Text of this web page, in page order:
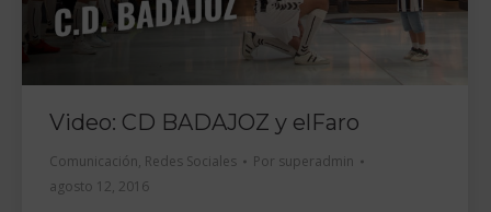
Video: CD BADAJOZ y elFaro
Comunicación, Redes Sociales Por superadmin
agosto 12, 2016